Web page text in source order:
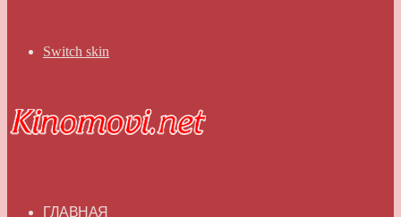
Switch skin
ГЛАВНАЯ